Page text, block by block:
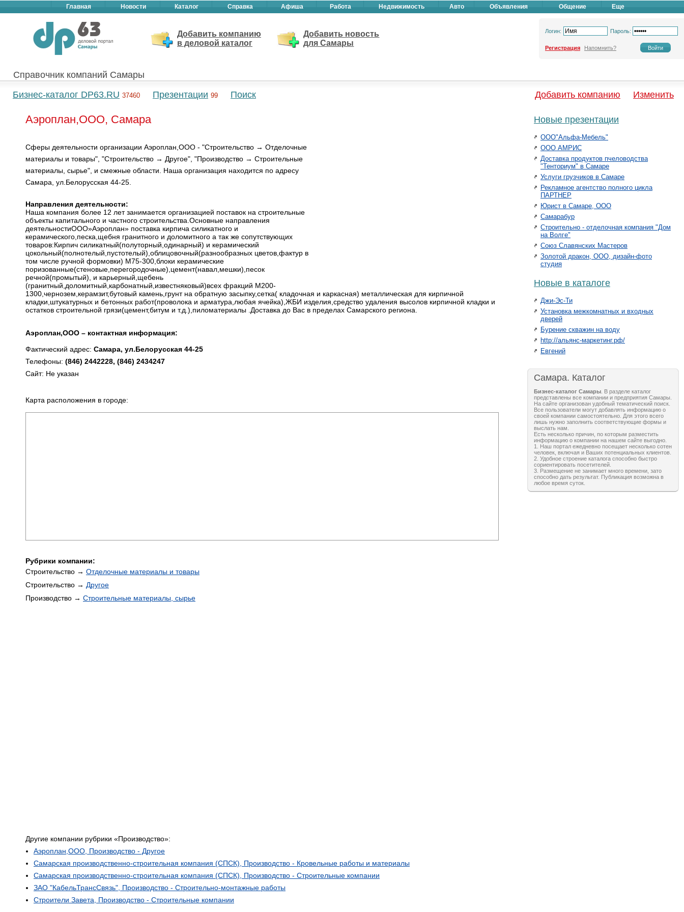
Главная Новости Каталог Справка Афиша Работа Недвижимость Авто Объявления Общение Еще
Добавить компанию
в деловой каталог
Добавить новость
для Самары
Логин: Пароль:
Регистрация Напомнить?
Справочник компаний Самары
Бизнес-каталог DP63.RU 37460 Презентации 99 Поиск Добавить компанию Изменить
Аэроплан,ООО, Самара
Сферы деятельности организации Аэроплан,ООО - "Строительство → Отделочные
материалы и товары", "Строительство → Другое", "Производство → Строительные
материалы, сырье", и смежные области. Наша организация находится по адресу
Самара, ул.Белорусская 44-25.
Направления деятельности:
Наша компания более 12 лет занимается организацией поставок на строительные
объекты капитального и частного строительства.Основные направления
деятельностиООО»Аэроплан» поставка кирпича силикатного и
керамического,песка,щебня гранитного и доломитного а так же сопутствующих
товаров:Кирпич силикатный(полуторный,одинарный) и керамический
цокольный(полнотелый,пустотелый),облицовочный(разнообразных цветов,фактур в
том числе ручной формовки) М75-300,блоки керамические
поризованные(стеновые,перегородочные),цемент(навал,мешки),песок
речной(промытый), и карьерный,щебень
(гранитный,доломитный,карбонатный,известняковый)всех фракций М200-
1300,чернозем,керамзит,бутовый камень,грунт на обратную засыпку,сетка( кладочная и каркасная) металлическая для кирпичной
кладки,штукатурных и бетонных работ(проволока и арматура,любая ячейка),ЖБИ изделия,средство удаления высолов кирпичной кладки и
остатков строительной грязи(цемент,битум и т.д.),пиломатериалы .Доставка до Вас в пределах Самарского региона.
Аэроплан,ООО – контактная информация:
Фактический адрес: Самара, ул.Белорусская 44-25
Телефоны: (846) 2442228, (846) 2434247
Сайт: Не указан
Карта расположения в городе:
Рубрики компании:
Строительство → Отделочные материалы и товары
Строительство → Другое
Производство → Строительные материалы, сырье
Другие компании рубрики «Производство»:
Аэроплан,ООО, Производство - Другое
Самарская производственно-строительная компания (СПСК), Производство - Кровельные работы и материалы
Самарская производственно-строительная компания (СПСК), Производство - Строительные компании
ЗАО "КабельТрансСвязь", Производство - Строительно-монтажные работы
Строители Завета, Производство - Строительные компании
Новые презентации
ООО"Альфа-Мебель"
ООО АМРИС
Доставка продуктов пчеловодства
"Тенториум" в Самаре
Услуги грузчиков в Самаре
Рекламное агентство полного цикла
ПАРТНЕР
Юрист в Самаре, ООО
Самарабур
Строительно - отделочная компания "Дом
на Волге"
Союз Славянских Мастеров
Золотой дракон, ООО, дизайн-фото
студия
Новые в каталоге
Джи-Эс-Ти
Установка межкомнатных и входных
дверей
Бурение скважин на воду
http://альянс-маркетинг.рф/
Евгений
Самара. Каталог
Бизнес-каталог Самары . В разделе каталог
представлены все компании и предприятия Самары.
На сайте организован удобный тематический поиск.
Все пользователи могут добавлять информацию о
своей компании самостоятельно. Для этого всего
лишь нужно заполнить соответствующие формы и
выслать нам.
Есть несколько причин, по которым разместить
информацию о компании на нашем сайте выгодно.
1. Наш портал ежедневно посещает несколько сотен
человек, включая и Ваших потенциальных клиентов.
2. Удобное строение каталога способно быстро
сориентировать посетителей.
3. Размещение не занимает много времени, зато
способно дать результат. Публикация возможна в
любое время суток.